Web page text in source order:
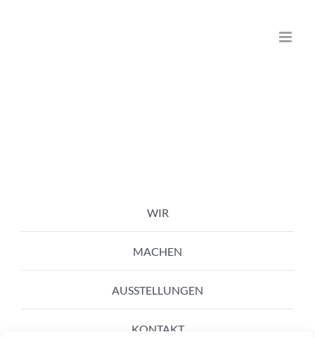
WIR
MACHEN
AUSSTELLUNGEN
KONTAKT